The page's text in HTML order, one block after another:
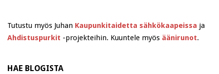
Tutustu myös Juhan Kaupunkitaidetta sähkökaapeissa ja
Ahdistuspurkit -projekteihin. Kuuntele myös äänirunot.
HAE BLOGISTA